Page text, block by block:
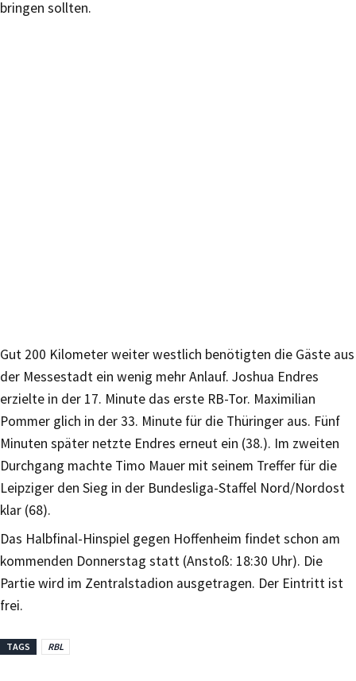
bringen sollten.
Gut 200 Kilometer weiter westlich benötigten die Gäste aus
der Messestadt ein wenig mehr Anlauf. Joshua Endres
erzielte in der 17. Minute das erste RB-Tor. Maximilian
Pommer glich in der 33. Minute für die Thüringer aus. Fünf
Minuten später netzte Endres erneut ein (38.). Im zweiten
Durchgang machte Timo Mauer mit seinem Treffer für die
Leipziger den Sieg in der Bundesliga-Staffel Nord/Nordost
klar (68).
Das Halbfinal-Hinspiel gegen Hoffenheim findet schon am
kommenden Donnerstag statt (Anstoß: 18:30 Uhr). Die
Partie wird im Zentralstadion ausgetragen. Der Eintritt ist
frei.
TAGS RBL